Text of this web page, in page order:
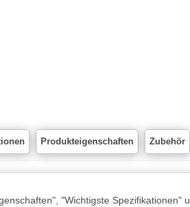
Produkteigenschaften Zubehör
"Wichtigste Spezifikationen"